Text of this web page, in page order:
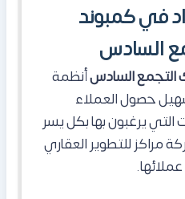
في كمبوند
السادس
السادسأنظمة
حصول العملاء
يرغبون بها بكل يسر
للتطوير العقاري